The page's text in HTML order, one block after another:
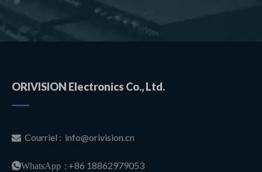
ORIVISION Electronics Co., Ltd.
 Courriel : info@orivision.cn
WhatsApp : +86 18862979053